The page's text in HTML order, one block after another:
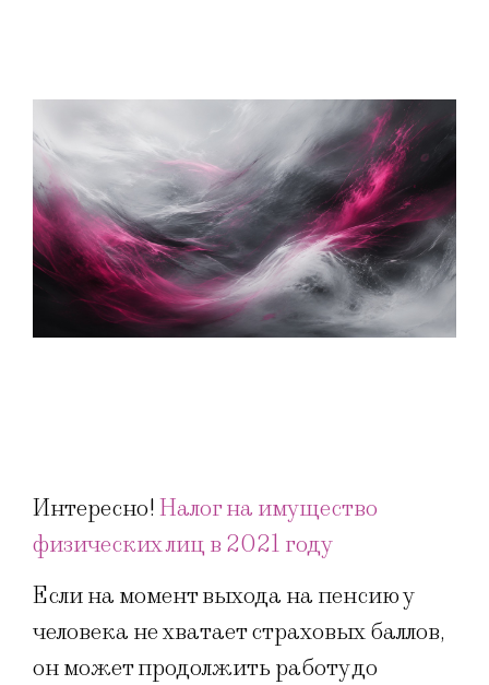
Интересно!Налог на имущество
физических лиц в 2021 году
Если на момент выхода на пенсию у
человека не хватает страховых баллов,
он может продолжить работу до